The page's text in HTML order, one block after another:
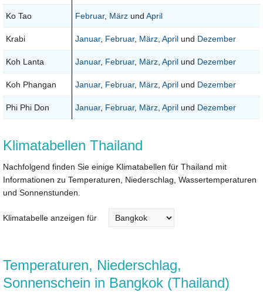
Ko Tao Februar, März und April
Krabi Januar, Februar, März April und Dezember
Koh Lanta Januar, Februar, März April und Dezember
Koh Phangan Januar, Februar, März April und Dezember
Phi Phi Don Januar, Februar, März April und Dezember
Klimatabellen Thailand
Nachfolgend finden Sie einige Klimatabellen für Thailand mit
Informationen zu Temperaturen, Niederschlag, Wassertemperaturen
und Sonnenstunden.
Klimatabelle anzeigen für
Temperaturen, Niederschlag,
Sonnenschein in Bangkok (Thailand)